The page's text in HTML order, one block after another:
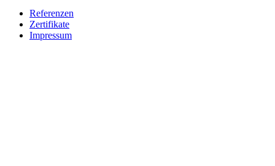
Referenzen
Zertifikate
Impressum